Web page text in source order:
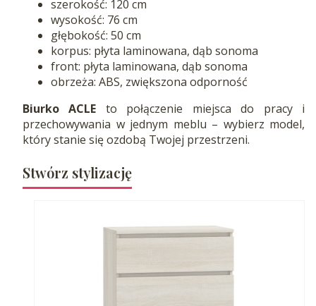
szerokość: 120 cm
wysokość: 76 cm
głębokość: 50 cm
korpus: płyta laminowana, dąb sonoma
front: płyta laminowana, dąb sonoma
obrzeża: ABS, zwiększona odporność
Biurko ACLE to połączenie miejsca do pracy i
przechowywania w jednym meblu – wybierz model,
który stanie się ozdobą Twojej przestrzeni.
Stwórz stylizację